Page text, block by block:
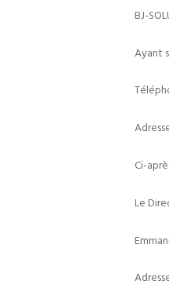
BJ-
Ayant
Ci-
Le